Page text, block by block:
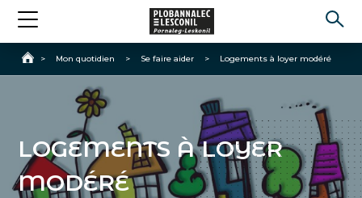
Accueil
> Mon quotidien > Se faire aider > Logements à loyer modéré
LOGEMENTS À LOYER
MODÉRÉ